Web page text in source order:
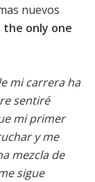
nuevos
the only one
mi carrera ha
sentiré
mi primer
y me
mezcla de
sigue